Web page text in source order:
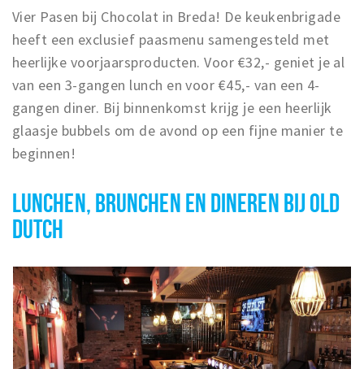
Vier Pasen bij Chocolat in Breda! De keukenbrigade
heeft een exclusief paasmenu samengesteld met
heerlijke voorjaarsproducten. Voor €32,- geniet je al
van een 3-gangen lunch en voor €45,- van een 4-
gangen diner. Bij binnenkomst krijg je een heerlijk
glaasje bubbels om de avond op een fijne manier te
beginnen!
LUNCHEN, BRUNCHEN EN DINEREN BIJ OLD
DUTCH